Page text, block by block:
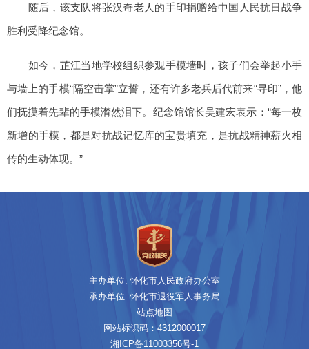
随后，该支队将张汉奇老人的手印捐赠给中国人民抗日战争
胜利受降纪念馆。
如今，芷江当地学校组织参观手模墙时，孩子们会举起小手
与墙上的手模“隔空击掌”立誓，还有许多老兵后代前来“寻印”，他
们抚摸着先辈的手模潸然泪下。纪念馆馆长吴建宏表示：“每一枚
新增的手模，都是对抗战记忆库的宝贵填充，是抗战精神薪火相
传的生动体现。”
主办单位: 怀化市人民政府办公室
承办单位: 怀化市退役军人事务局
站点地图
网站标识码：4312000017
湘ICP备11003356号-1